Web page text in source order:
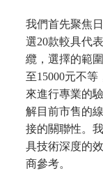
我們首先聚焦
選20款較具代
纜，選擇的範
至15000元不
來進行專業的
解目前市售的
接的關聯性。
具技術深度的
商參考。